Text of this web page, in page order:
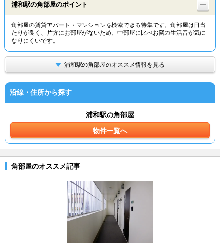
TOP
浦和駅の角部屋のポイント
角部屋の賃貸アパート・マンションを検索できる特集です。角部屋は日当
たりが良く、片方にお部屋がないため、中部屋に比べお隣の生活音が気に
なりにくいです。
浦和駅の角部屋のオススメ情報を見る
沿線・住所から探す
浦和駅の角部屋
物件一覧へ
角部屋のオススメ記事